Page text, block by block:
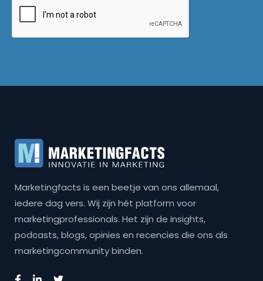
Marketingfacts is een beetje van ons allemaal,
iedere dag vers. Wij zijn hét platform voor
marketingprofessionals. Het zijn de insights,
podcasts, blogs, opinies en recencies die ons als
marketingcommunity binden.